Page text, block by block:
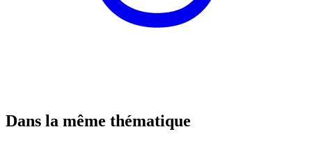
Dans la même thématique